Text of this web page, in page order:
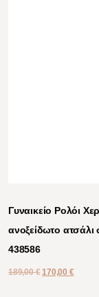
Γυναικείο Ρολόι
ανοξείδωτο
438586
189,00€ 170,00 €